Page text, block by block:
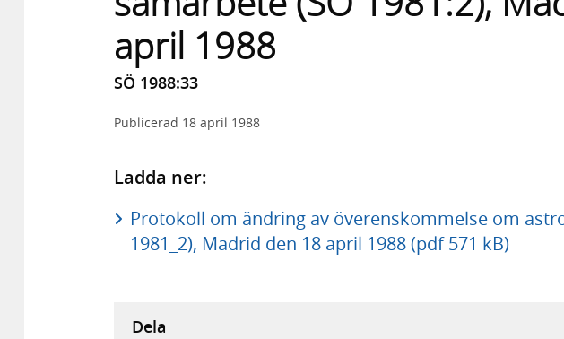
april 1988
SÖ 1988:33
Publicerad 18 april 1988
Ladda ner:
Protokoll om ändring av överenskommelse om
1981_2), Madrid den 18 april 1988 (pdf 571 kB)
Dela